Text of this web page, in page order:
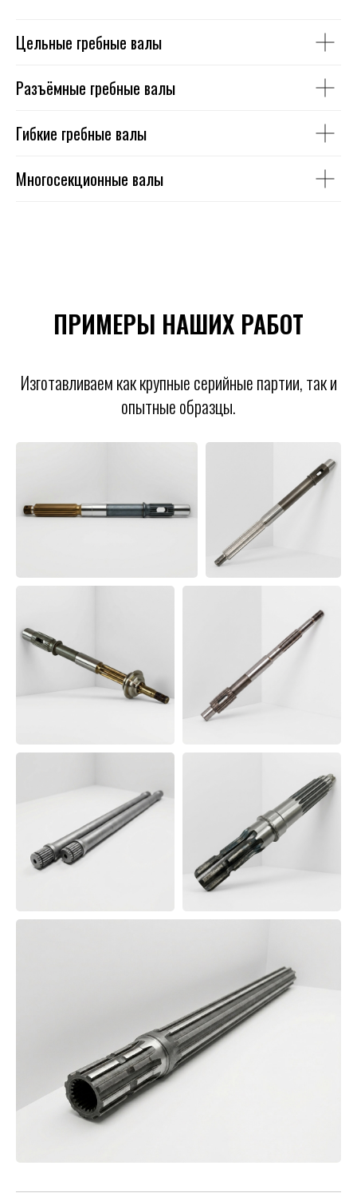
Цельные гребные валы
Разъёмные гребные валы
Гибкие гребные валы
Многосекционные валы
ПРИМЕРЫ НАШИХ РАБОТ
Изготавливаем как крупные серийные партии, так и
опытные образцы.